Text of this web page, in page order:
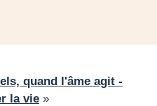
quand l'âme agit -
la vie »